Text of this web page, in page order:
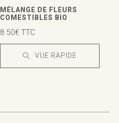
MÉLANGE DE FLEURS
COMESTIBLES BIO
8.50€ TTC
VUE RAPIDE